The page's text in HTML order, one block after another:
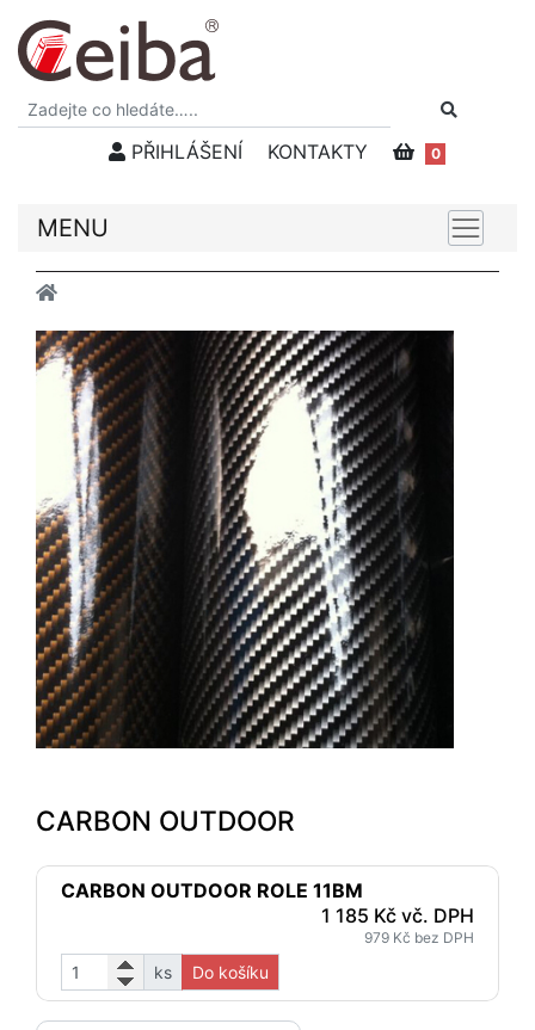
PŘIHLÁŠENÍ KONTAKTY 0
MENU
CARBON OUTDOOR
CARBON OUTDOOR ROLE 11BM
1 185 Kč vč. DPH
979 Kč bez DPH
ks Do košíku